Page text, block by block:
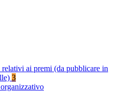
ai premi (da pubblicare in
3